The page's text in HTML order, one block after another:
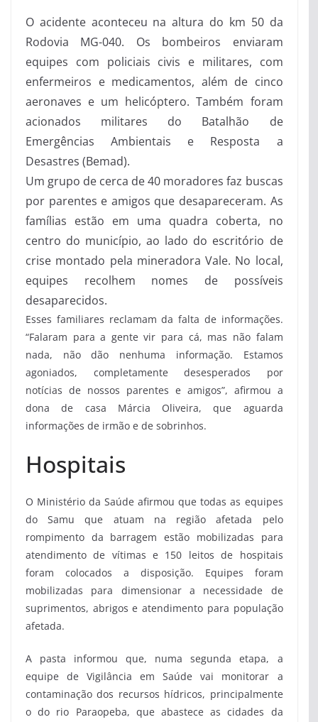
O acidente aconteceu na altura do km 50 da
Rodovia MG-040. Os bombeiros enviaram
equipes com policiais civis e militares, com
enfermeiros e medicamentos, além de cinco
aeronaves e um helicóptero. Também foram
acionados militares do Batalhão de
Emergências Ambientais e Resposta a
Desastres (Bemad).
Um grupo de cerca de 40 moradores faz buscas
por parentes e amigos que desapareceram. As
famílias estão em uma quadra coberta, no
centro do município, ao lado do escritório de
crise montado pela mineradora Vale. No local,
equipes recolhem nomes de possíveis
desaparecidos.
Esses familiares reclamam da falta de informações.
“Falaram para a gente vir para cá, mas não falam
nada, não dão nenhuma informação. Estamos
agoniados, completamente desesperados por
notícias de nossos parentes e amigos”, afirmou a
dona de casa Márcia Oliveira, que aguarda
informações de irmão e de sobrinhos.
Hospitais
O Ministério da Saúde afirmou que todas as equipes
do Samu que atuam na região afetada pelo
rompimento da barragem estão mobilizadas para
atendimento de vítimas e 150 leitos de hospitais
foram colocados a disposição. Equipes foram
mobilizadas para dimensionar a necessidade de
suprimentos, abrigos e atendimento para população
afetada.
A pasta informou que, numa segunda etapa, a
equipe de Vigilância em Saúde vai monitorar a
contaminação dos recursos hídricos, principalmente
o do rio Paraopeba, que abastece as cidades da